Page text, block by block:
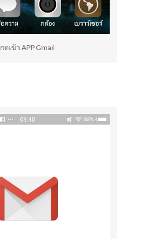
กดเข้า APP Gmail